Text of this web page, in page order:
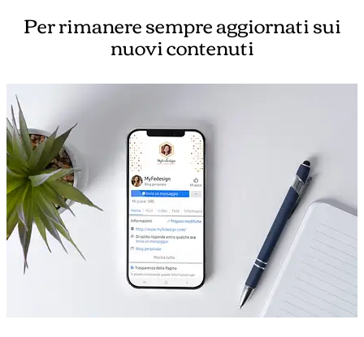
Per rimanere sempre aggiornati sui
nuovi contenuti